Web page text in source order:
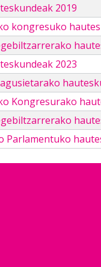
2019
kongresuko
2023
Kongresurako
Parlamentuko